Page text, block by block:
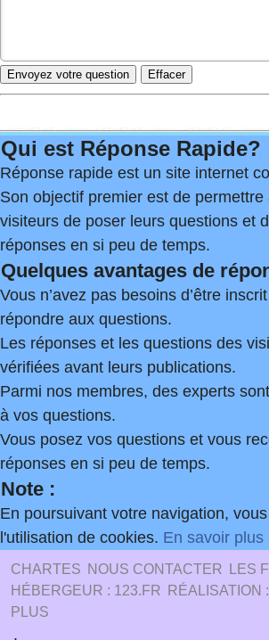
Qui est Réponse Rapide?
Réponse rapide est un site internet
Son objectif premier est de
visiteurs de poser leurs questions et
réponses en si peu de temps.
Quelques avantages de
Vous n’avez pas besoins d’être
répondre aux questions.
Les réponses et les questions des
vérifiées avant leurs publications.
Parmi nos membres, des experts
à vos questions.
Vous posez vos questions et vous
réponses en si peu de temps.
Note :
En poursuivant votre navigation,
l'utilisation de cookies. En savoir plus
CHARTES NOUS CONTACTER
LES
HÉBERGEUR : 123.FR
RÉALISATION
PLUS
.